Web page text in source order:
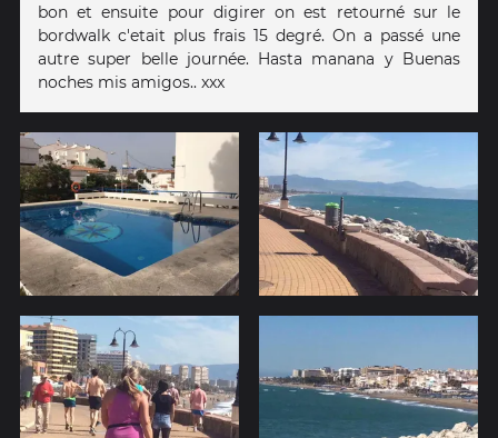
bon et ensuite pour digirer on est retourné sur le
bordwalk c'etait plus frais 15 degré. On a passé une
autre super belle journée. Hasta manana y Buenas
noches mis amigos.. xxx